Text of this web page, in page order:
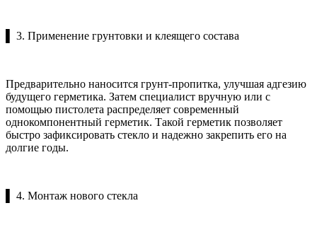
▌ 3. Применение грунтовки и клеящего состава
Предварительно наносится грунт-пропитка, улучшая адгезию
будущего герметика. Затем специалист вручную или с
помощью пистолета распределяет современный
однокомпонентный герметик. Такой герметик позволяет
быстро зафиксировать стекло и надежно закрепить его на
долгие годы.
▌ 4. Монтаж нового стекла